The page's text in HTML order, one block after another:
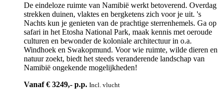
De eindeloze ruimte van Namibië werkt betoverend. Overdag
strekken duinen, vlaktes en bergketens zich voor je uit. 's
Nachts kun je genieten van de prachtige sterrenhemels. Ga op
safari in het Etosha National Park, maak kennis met oeroude
culturen en bewonder de koloniale architectuur in o.a.
Windhoek en Swakopmund. Voor wie ruimte, wilde dieren en
natuur zoekt, biedt het steeds veranderende landschap van
Namibië ongekende mogelijkheden!
Vanaf € 3249,- p.p. Incl. vlucht